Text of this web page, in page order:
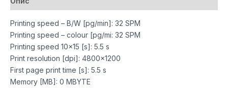
Printing speed – B/W [pg/min]: 32 SPM
Printing speed – colour [pg/mi: 32 SPM
Printing speed 10×15 [s]: 5.5 s
Print resolution [dpi]: 4800×1200
First page print time [s]: 5.5 s
Memory [MB]: 0 MBYTE